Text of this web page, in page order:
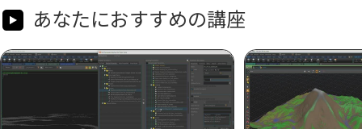
あなたにおすすめの講座